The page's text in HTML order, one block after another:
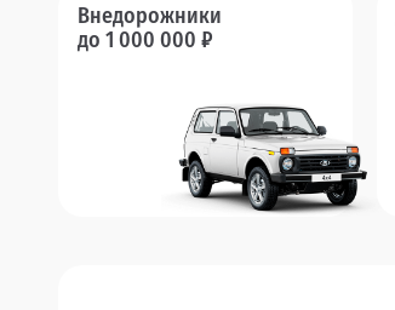
Внедорожники
до 1 000 000 ₽